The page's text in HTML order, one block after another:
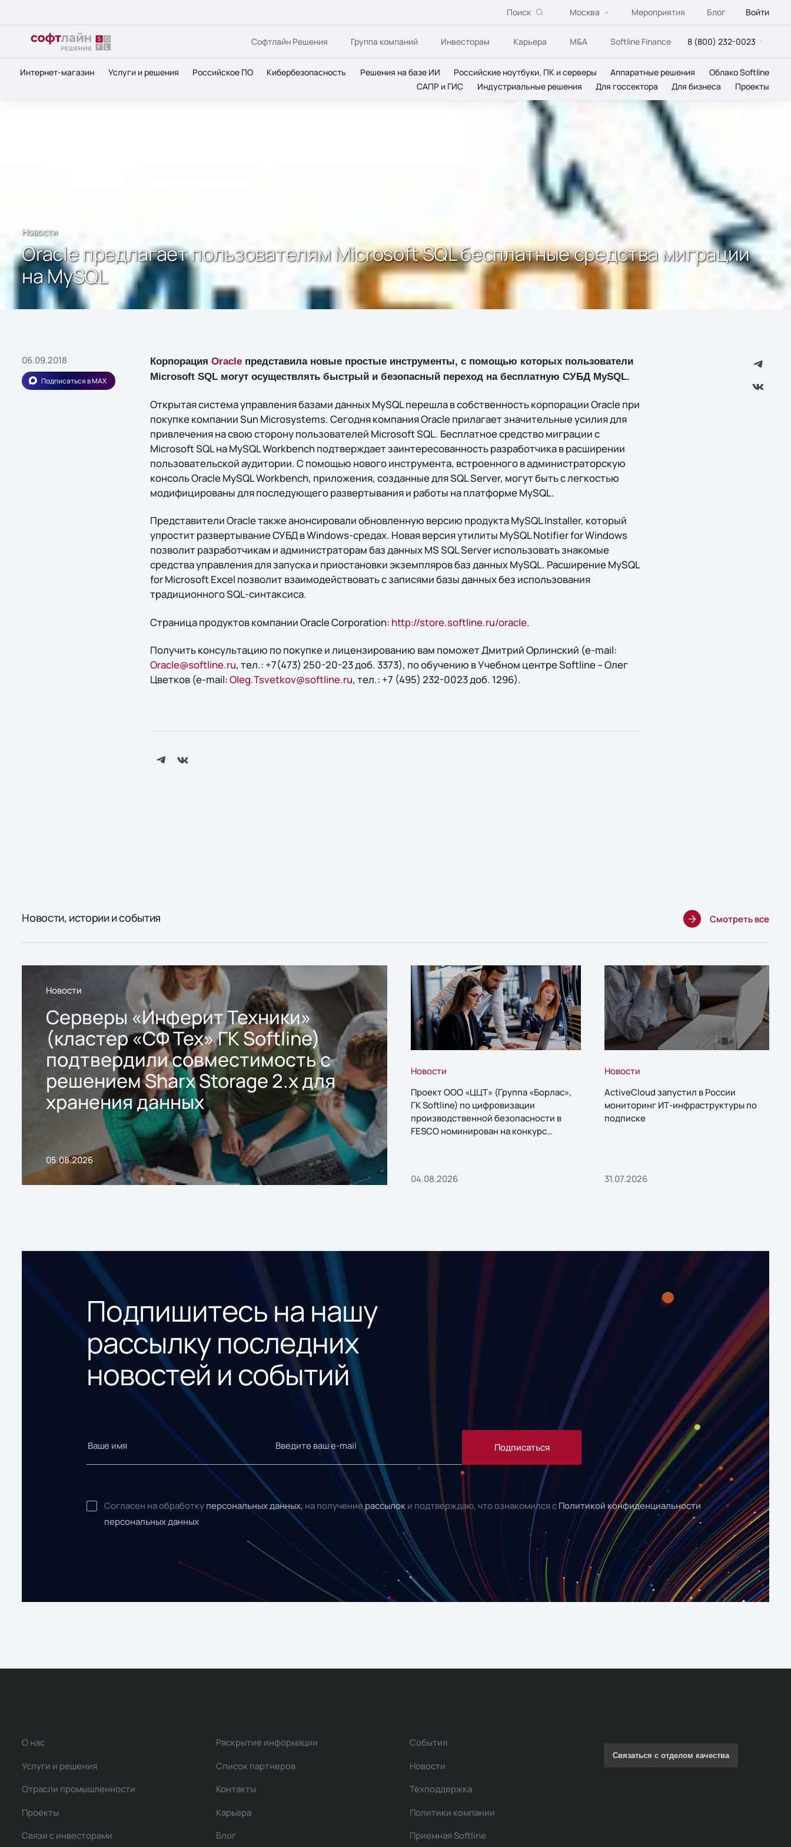
Поиск Москва Мероприятия Блог Войти
Софтлайн Решения Группа компаний Инвесторам Карьера M&A Softline Finance 8 (800) 232-0023
Интернет-магазин Услуги и решения Российское ПО Кибербезопасность Решения на базе ИИ Российские ноутбуки, ПК и серверы Аппаратные решения
Облако Softline
САПР и ГИС
Индустриальные решения Для госсектора Для бизнеса Проекты
Oracle предлагает пользователям Microsoft SQL бесплатные средства миграции на MySQL
Новости
Oracle предлагает пользователям Microsoft SQL бесплатные средства миграции
на MySQL
06.09.2018
Подписаться в MAX
Корпорация Oracleпредставила новые простые инструменты, с помощью которых пользователи
Microsoft SQL могут осуществлять быстрый и безопасный переход на бесплатную СУБД MySQL.
Открытая система управления базами данных MySQL перешла в собственность корпорации Oracle при
покупке компании Sun Microsystems. Сегодня компания Oracle прилагает значительные усилия для
привлечения на свою сторону пользователей Microsoft SQL. Бесплатное средство миграции с
Microsoft SQL на MySQL Workbench подтверждает заинтересованность разработчика в расширении
пользовательской аудитории. С помощью нового инструмента, встроенного в администраторскую
консоль Oracle MySQL Workbench, приложения, созданные для SQL Server, могут быть с легкостью
модифицированы для последующего развертывания и работы на платформе MySQL.
Представители Oracle также анонсировали обновленную версию продукта MySQL Installer, который
упростит развертывание СУБД в Windows-средах. Новая версия утилиты MySQL Notifier for Windows
позволит разработчикам и администраторам баз данных MS SQL Server использовать знакомые
средства управления для запуска и приостановки экземпляров баз данных MySQL. Расширение MySQL
for Microsoft Excel позволит взаимодействовать с записями базы данных без использования
традиционного SQL-синтаксиса.
Страница продуктов компании Oracle Corporation: http://store.softline.ru/oracle.
Получить консультацию по покупке и лицензированию вам поможет Дмитрий Орлинский (e-mail:
Oracle@softline.ru, тел.: +7(473) 250-20-23 доб. 3373), по обучению в Учебном центре Softline – Олег
Цветков (e-mail:Oleg.Tsvetkov@softline.ru, тел.: +7 (495) 232-0023 доб. 1296).
Новости, истории и события Смотреть все
Новости
Серверы «Инферит Техники»
(кластер «СФ Тех» ГК Softline)
подтвердили совместимость с
решением Sharx Storage 2.x для
хранения данных
05.08.2026
Новости
Проект ООО «ЦЦТ» (Группа «Борлас»,
ГК Softline) по цифровизации
производственной безопасности в
FESCO номинирован на конкурс
04.08.2026
Новости
ActiveCloud запустил в России
мониторинг ИТ-инфраструктуры по
подписке
31.07.2026
Подпишитесь на нашу
рассылку последних
новостей и событий
Подписаться
Согласен на обработку персональных данных, на получениерассылок и подтверждаю, что ознакомился с Политикой конфиденциальности
персональных данных
О нас
Услуги и решения
Отрасли промышленности
Проекты
Связи с инвесторами
Раскрытие информации
Список партнеров
Контакты
Карьера
Блог
События
Новости
Техподдержка
Политики компании
Приемная Softline
Связаться с отделом качества